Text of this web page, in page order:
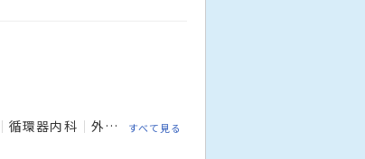
循環器内科 外科 心臓血管外科
すべて見る